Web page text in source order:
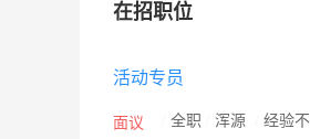
在招职位
活动专员
面议 全职 浑源 经验